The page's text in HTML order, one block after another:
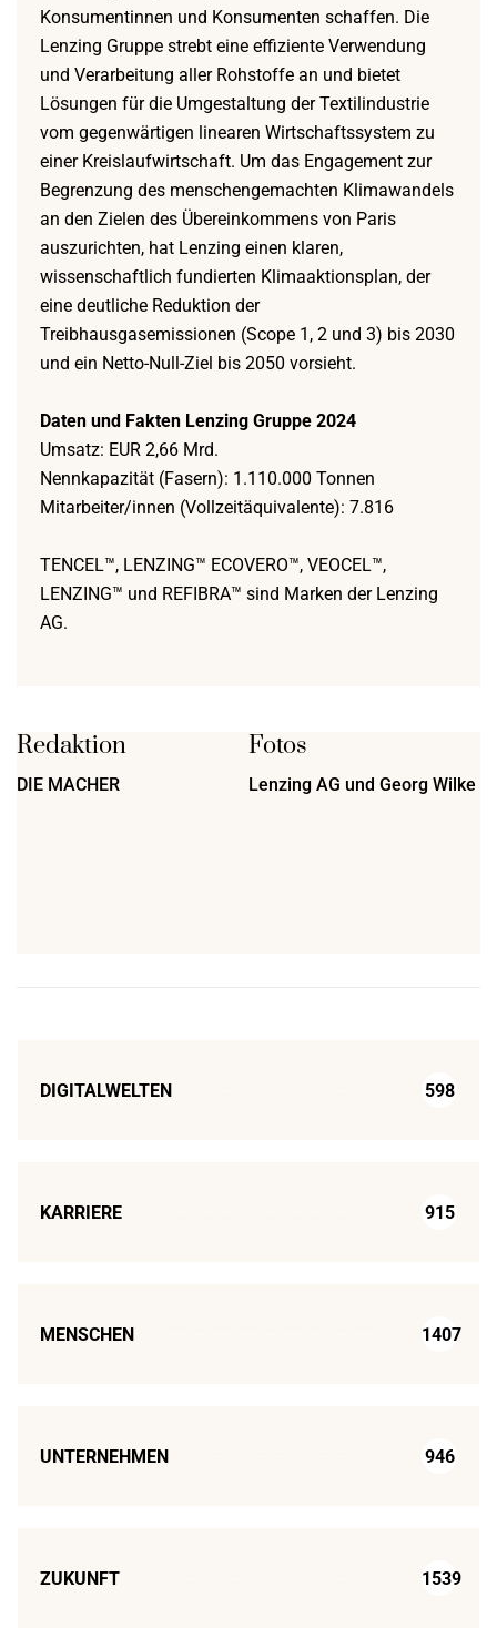
Konsumentinnen und Konsumenten schaffen. Die
Lenzing Gruppe strebt eine effiziente Verwendung
und Verarbeitung aller Rohstoffe an und bietet
Lösungen für die Umgestaltung der Textilindustrie
vom gegenwärtigen linearen Wirtschaftssystem zu
einer Kreislaufwirtschaft. Um das Engagement zur
Begrenzung des menschengemachten Klimawandels
an den Zielen des Übereinkommens von Paris
auszurichten, hat Lenzing einen klaren,
wissenschaftlich fundierten Klimaaktionsplan, der
eine deutliche Reduktion der
Treibhausgasemissionen (Scope 1, 2 und 3) bis 2030
und ein Netto-Null-Ziel bis 2050 vorsieht.
Daten und Fakten Lenzing Gruppe 2024
Umsatz: EUR 2,66 Mrd.
Nennkapazität (Fasern): 1.110.000 Tonnen
Mitarbeiter/innen (Vollzeitäquivalente): 7.816
TENCEL™, LENZING™ ECOVERO™, VEOCEL™,
LENZING™ und REFIBRA™ sind Marken der Lenzing
AG.
Redaktion
DIE MACHER
Fotos
Lenzing AG und Georg Wilke
DIGITALWELTEN 598
KARRIERE 915
MENSCHEN 1407
UNTERNEHMEN 946
ZUKUNFT 1539